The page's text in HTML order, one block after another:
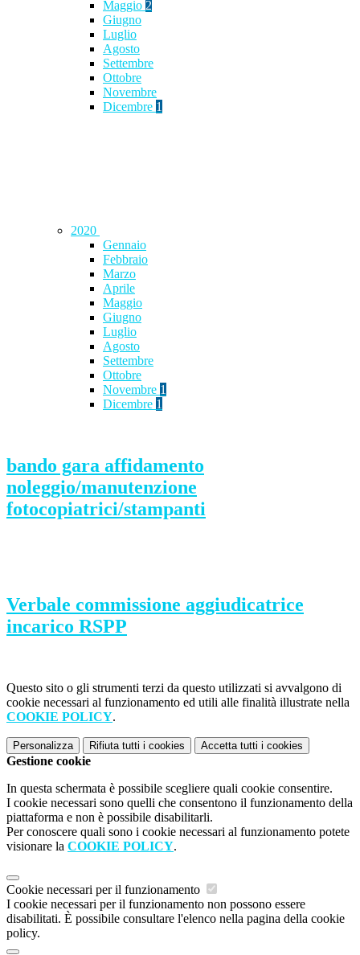
Maggio 2
Giugno
Luglio
Agosto
Settembre
Ottobre
Novembre
Dicembre 1
2020
Gennaio
Febbraio
Marzo
Aprile
Maggio
Giugno
Luglio
Agosto
Settembre
Ottobre
Novembre 1
Dicembre 1
bando gara affidamento
noleggio/manutenzione
fotocopiatrici/stampanti
Verbale commissione aggiudicatrice
incarico RSPP
Questo sito o gli strumenti terzi da questo utilizzati si avvalgono di
cookie necessari al funzionamento ed utili alle finalità illustrate nella
COOKIE POLICY.
Personalizza Rifiuta tutti i cookies Accetta tutti i cookies
Gestione cookie
In questa schermata è possibile scegliere quali cookie consentire.
I cookie necessari sono quelli che consentono il funzionamento della
piattaforma e non è possibile disabilitarli.
Per conoscere quali sono i cookie necessari al funzionamento potete
visionare la COOKIE POLICY.
Cookie necessari per il funzionamento
I cookie necessari per il funzionamento non possono essere
disabilitati. È possibile consultare l'elenco nella pagina della cookie
policy.